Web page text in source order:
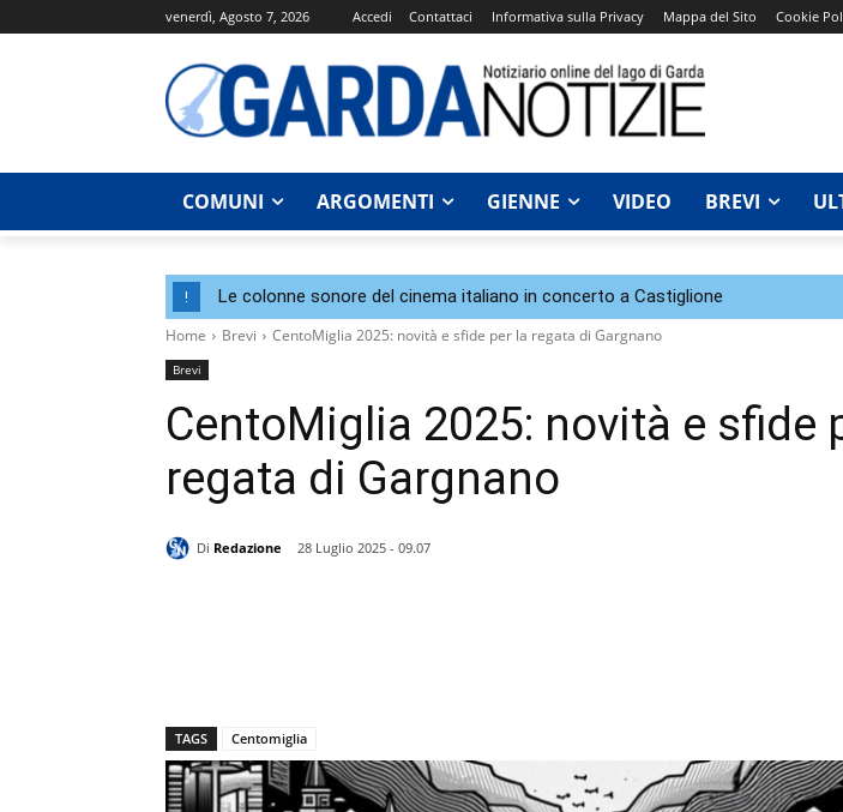
venerdì, Agosto 7, 2026 Accedi Contattaci Informativa sulla Privacy Mappa del Sito Cookie
COMUNI ARGOMENTI GIENNE VIDEO BREVI
! Le colonne sonore del cinema italiano in concerto a Castiglione
Home Brevi CentoMiglia 2025: novità e sfide per la regata di Gargnano
Brevi
CentoMiglia 2025: novità e sfide
regata di Gargnano
Di Redazione
28 Luglio 2025 - 09.07
TAGS Centomiglia